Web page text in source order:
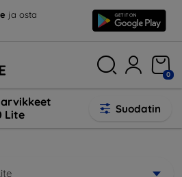
ja osta
0
Lite
Suodatin